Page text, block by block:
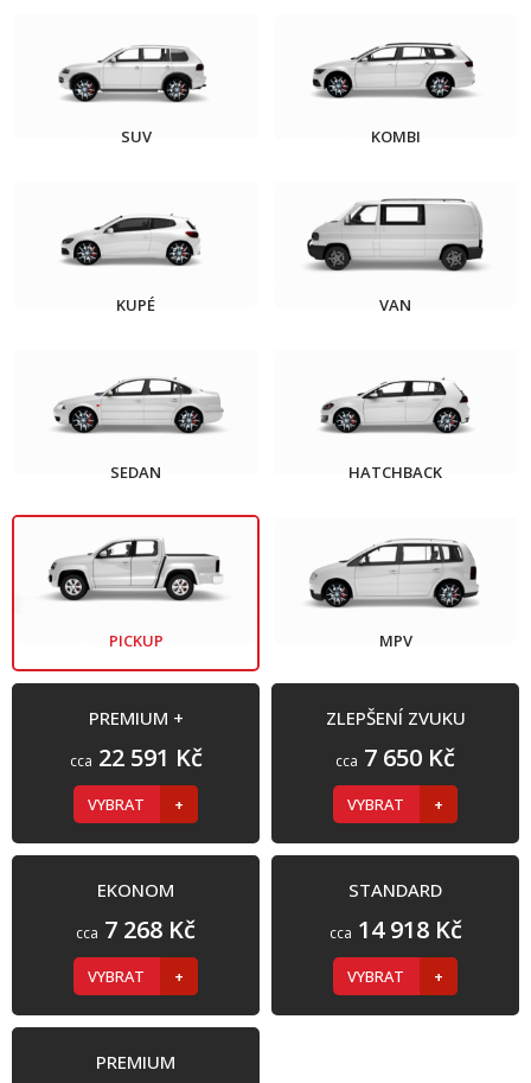
SUV KOMBI
KUPÉ VAN
SEDAN HATCHBACK
PICKUP MPV
PREMIUM +
cca 22 591 Kč
VYBRAT
ZLEPŠENÍ ZVUKU
cca 7 650 Kč
VYBRAT
EKONOM
cca 7 268 Kč
VYBRAT
STANDARD
cca 14 918 Kč
VYBRAT
PREMIUM